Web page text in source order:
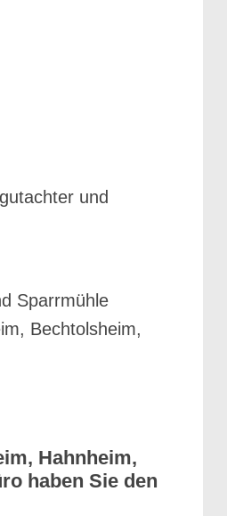
und
Sparrmühle
Bechtolsheim,
Hahnheim,
haben Sie den